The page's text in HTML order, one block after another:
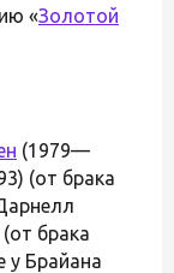
«Золотой
(1979—
(от брака
брака
у Брайана